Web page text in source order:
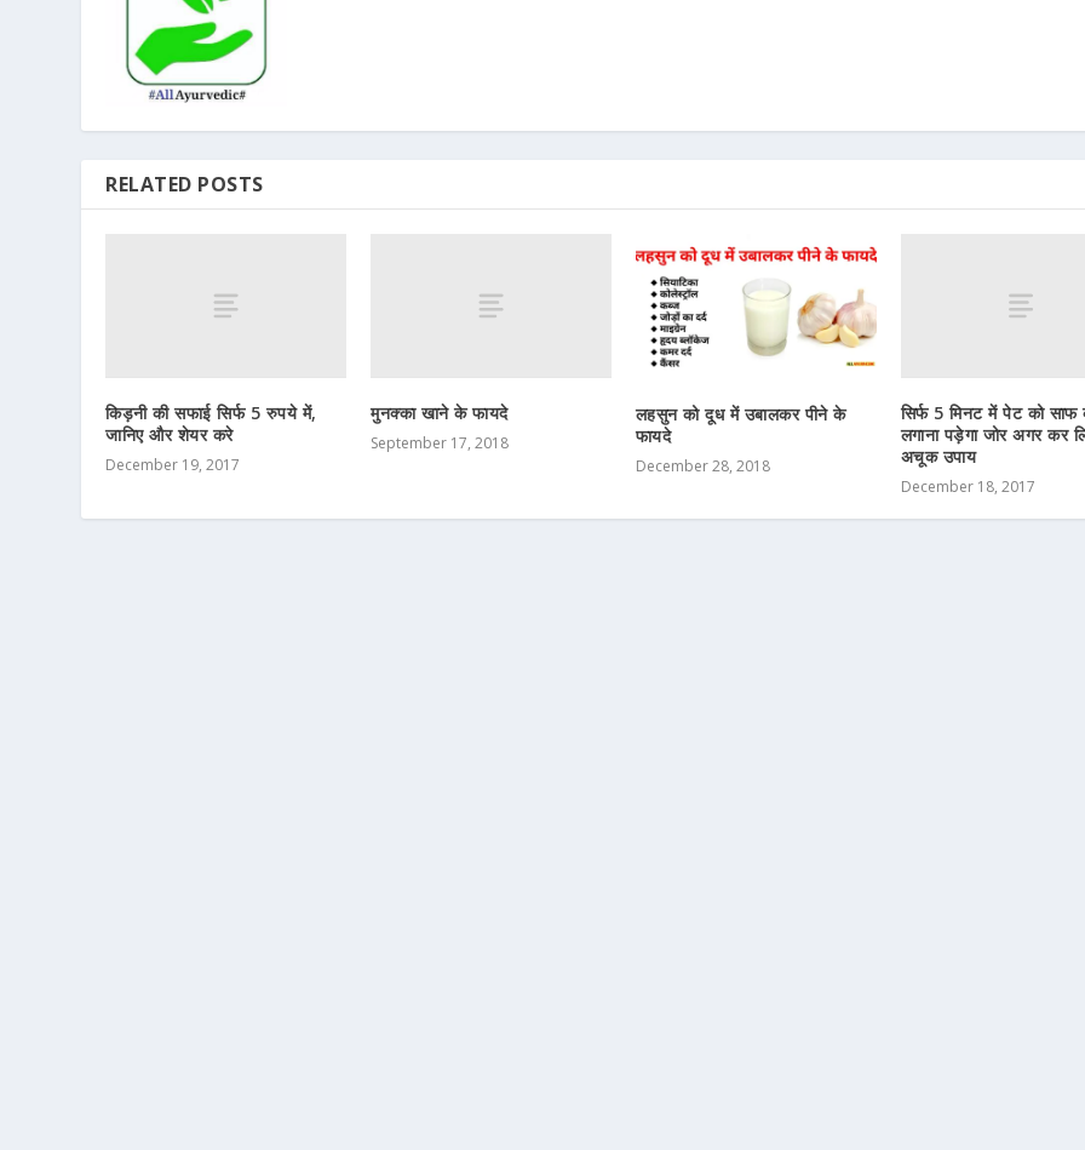
RELATED POSTS
किड़नी की सफाई सिर्फ 5 रुपये में,
जानिए और शेयर करे
December 19, 2017
मुनक्का खाने के फायदे
September 17, 2018
लहसुन को दूध में उबालकर पीने के
फायदे
December 28, 2018
सिर्फ 5 मिनट में पेट को साफ
लगाना पड़ेगा जोर अगर कर
अचूक उपाय
December 18, 2017